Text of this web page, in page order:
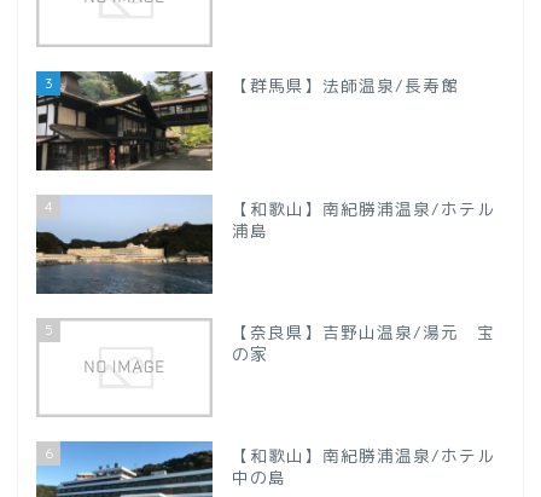
3 【群馬県】法師温泉/長寿館
4
【和歌山】南紀勝浦温泉/ホテル
浦島
5
【奈良県】吉野山温泉/湯元 宝
の家
6
【和歌山】南紀勝浦温泉/ホテル
中の島
【山梨県】